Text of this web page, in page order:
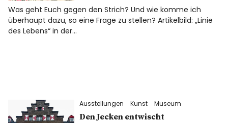
Über mich
Was geht Euch gegen den Strich? Und wie komme ich
überhaupt dazu, so eine Frage zu stellen? Artikelbild: „Linie
des Lebens“ in der…
Ausstellungen Kunst Museum
Den Jecken entwischt